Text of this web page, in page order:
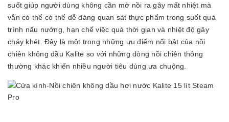
suốt giúp người dùng không cần mở nồi ra gây mất nhiệt mà
vẫn có thể có thể dễ dàng quan sát thực phẩm trong suốt quá
trình nấu nướng, hạn chế việc quá thời gian và nhiệt độ gây
cháy khét. Đây là một trong những ưu điểm nổi bật của nồi
chiên không dầu Kalite so với những dòng nồi chiên thông
thường khác khiến nhiều người tiêu dùng ưa chuộng.